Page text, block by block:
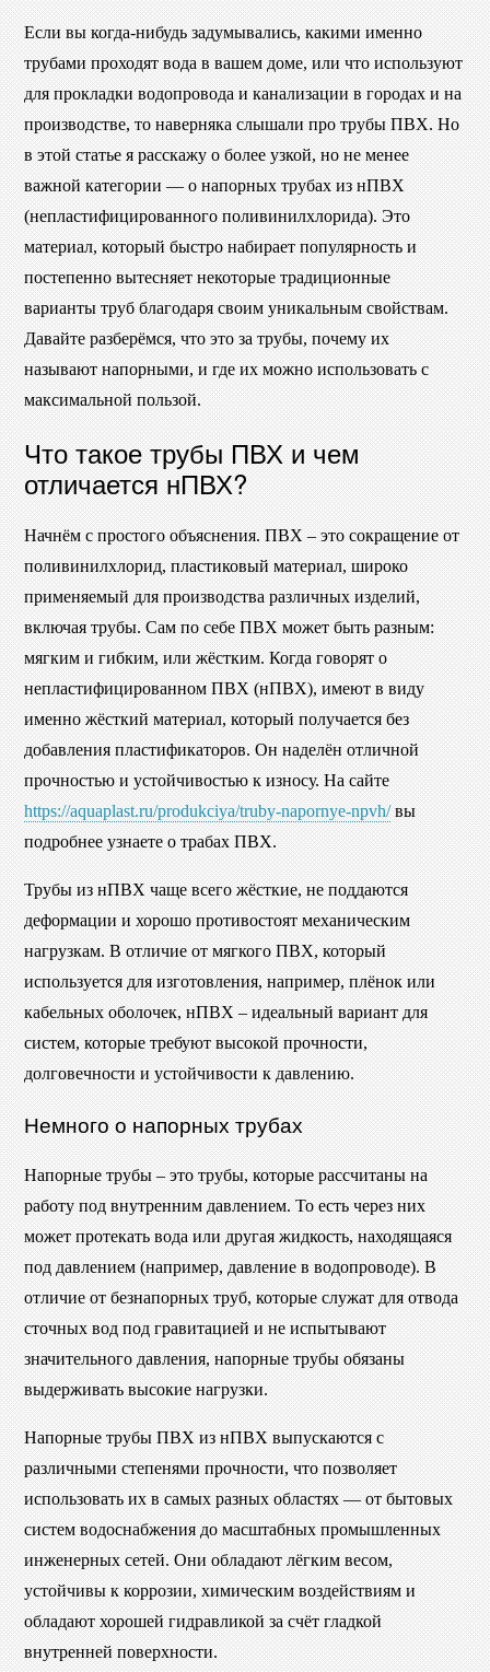
Если вы когда-нибудь задумывались, какими именно
трубами проходят вода в вашем доме, или что используют
для прокладки водопровода и канализации в городах и на
производстве, то наверняка слышали про трубы ПВХ. Но
в этой статье я расскажу о более узкой, но не менее
важной категории — о напорных трубах из нПВХ
(непластифицированного поливинилхлорида). Это
материал, который быстро набирает популярность и
постепенно вытесняет некоторые традиционные
варианты труб благодаря своим уникальным свойствам.
Давайте разберёмся, что это за трубы, почему их
называют напорными, и где их можно использовать с
максимальной пользой.
Что такое трубы ПВХ и чем
отличается нПВХ?
Начнём с простого объяснения. ПВХ – это сокращение от
поливинилхлорид, пластиковый материал, широко
применяемый для производства различных изделий,
включая трубы. Сам по себе ПВХ может быть разным:
мягким и гибким, или жёстким. Когда говорят о
непластифицированном ПВХ (нПВХ), имеют в виду
именно жёсткий материал, который получается без
добавления пластификаторов. Он наделён отличной
прочностью и устойчивостью к износу. На сайте
https://aquaplast.ru/produkciya/truby-napornye-npvh/вы
подробнее узнаете о трабах ПВХ.
Трубы из нПВХ чаще всего жёсткие, не поддаются
деформации и хорошо противостоят механическим
нагрузкам. В отличие от мягкого ПВХ, который
используется для изготовления, например, плёнок или
кабельных оболочек, нПВХ – идеальный вариант для
систем, которые требуют высокой прочности,
долговечности и устойчивости к давлению.
Немного о напорных трубах
Напорные трубы – это трубы, которые рассчитаны на
работу под внутренним давлением. То есть через них
может протекать вода или другая жидкость, находящаяся
под давлением (например, давление в водопроводе). В
отличие от безнапорных труб, которые служат для отвода
сточных вод под гравитацией и не испытывают
значительного давления, напорные трубы обязаны
выдерживать высокие нагрузки.
Напорные трубы ПВХ из нПВХ выпускаются с
различными степенями прочности, что позволяет
использовать их в самых разных областях — от бытовых
систем водоснабжения до масштабных промышленных
инженерных сетей. Они обладают лёгким весом,
устойчивы к коррозии, химическим воздействиям и
обладают хорошей гидравликой за счёт гладкой
внутренней поверхности.